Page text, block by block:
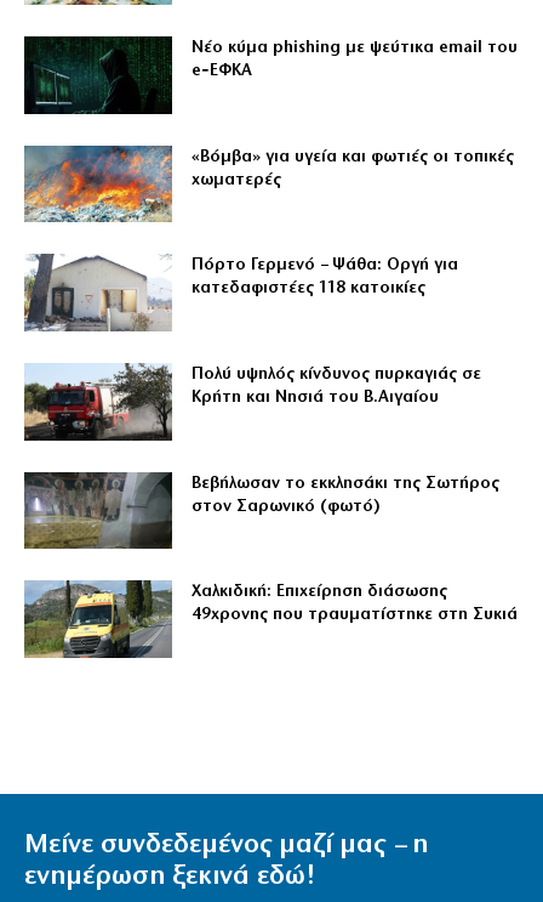
Νέο κύμα phishing με ψεύτικα email του
e‑ΕΦΚΑ
«Βόμβα» για υγεία και φωτιές οι τοπικές
χωματερές
Πόρτο Γερμενό – Ψάθα: Οργή για
κατεδαφιστέες 118 κατοικίες
Πολύ υψηλός κίνδυνος πυρκαγιάς σε
Κρήτη και Νησιά του Β.Αιγαίου
Βεβήλωσαν το εκκλησάκι της Σωτήρος
στον Σαρωνικό (φωτό)
Χαλκιδική: Επιχείρηση διάσωσης
49χρονης που τραυματίστηκε στη Συκιά
Μείνε συνδεδεμένος μαζί μας – η
ενημέρωση ξεκινά εδώ!